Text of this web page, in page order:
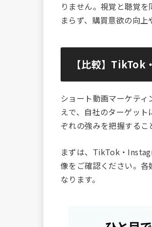
りません。視覚と聴覚
まらず、購買意欲の向上
【比較】
ショート動画マーケテ
えで、自社のターゲッ
ぞれの強みを把握するこ
まずは、TikTok・
像をご確認ください。
なります。